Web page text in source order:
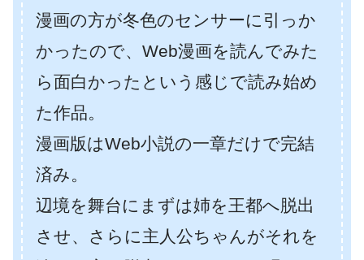
漫画の方が冬色のセンサーに引っか
かったので、Web漫画を読んでみた
ら面白かったという感じで読み始め
た作品。
漫画版はWeb小説の一章だけで完結
済み。
辺境を舞台にまずは姉を王都へ脱出
させ、さらに主人公ちゃんがそれを